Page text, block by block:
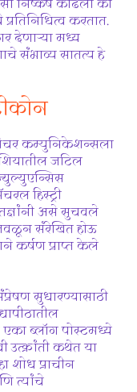
निष्कर्ष काढला की
करतात.
देणाऱ्या मध्य
संभाव्य सातत्य हे
नेचर कम्युनिकेशन्सला
जटिल
हिस्ट्री
तज्ञांनी असे सुचवले
संरेखित होऊ
कर्षण प्राप्त केले
सुधारण्यासाठी
ब्लॉग पोस्टमध्ये
कथेत या
शोध प्राचीन
त्यांचे